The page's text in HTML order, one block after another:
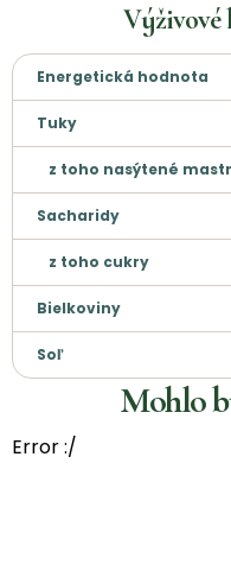
Energetická hodnota
Tuky
z toho nasýtené
Sacharidy
z toho cukry
Bielkoviny
Soľ
Mohlo
Error :/